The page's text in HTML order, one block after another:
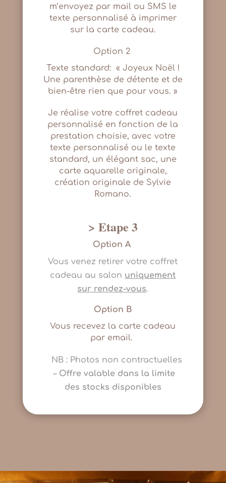
m’envoyez par mail ou SMS le
texte personnalisé à imprimer
sur la carte cadeau.
Option 2
Texte standard: « Joyeux Noël !
Une parenthèse de détente et de
bien-être rien que pour vous. »
Je réalise votre coffret cadeau
personnalisé en fonction de la
prestation choisie, avec votre
texte personnalisé ou le texte
standard, un élégant sac, une
carte aquarelle originale,
création originale de Sylvie
Romano.
> Etape 3
Option A
Vous venez retirer votre coffret
cadeau au salon uniquement
sur rendez-vous.
Option B
Vous recevez la carte cadeau
par email.
NB : Photos non contractuelles
– Offre valable dans la limite
des stocks disponibles